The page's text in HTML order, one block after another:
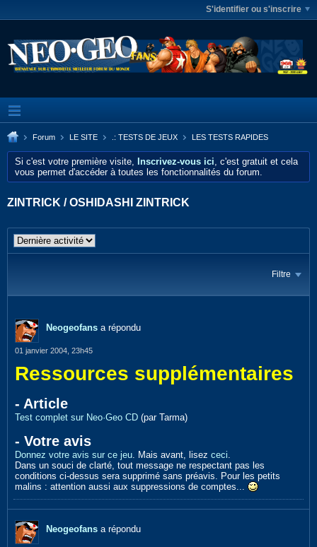
S'identifier ou s'inscrire
Forum LE SITE .: TESTS DE JEUX LES TESTS RAPIDES
Si c'est votre première visite, Inscrivez-vous ici, c'est gratuit et cela
vous permet d'accéder à toutes les fonctionnalités du forum.
ZINTRICK / OSHIDASHI ZINTRICK
Filtre
Neogeofans a répondu
01 janvier 2004, 23h45
Ressources supplémentaires
- Article
Test complet sur Neo·Geo CD (par Tarma)
- Votre avis
Donnez votre avis sur ce jeu. Mais avant, lisez ceci.
Dans un souci de clarté, tout message ne respectant pas les
conditions ci-dessus sera supprimé sans préavis. Pour les petits
malins : attention aussi aux suppressions de comptes...
Neogeofans a répondu